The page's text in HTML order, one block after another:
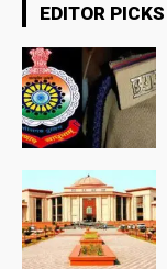
EDITOR PICKS